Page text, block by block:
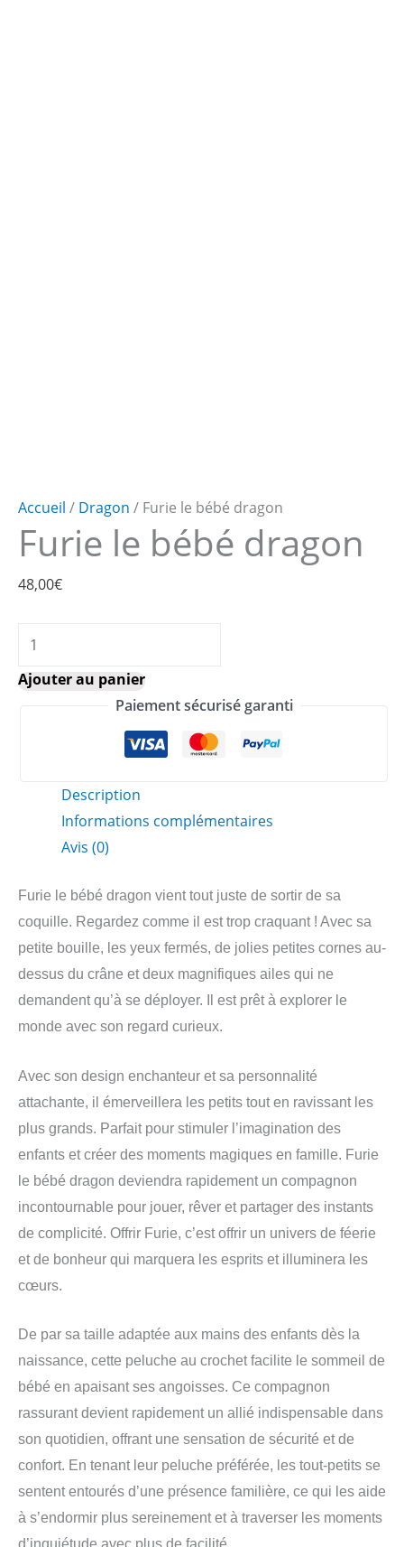
Accueil / Dragon / Furie le bébé dragon
Furie le bébé dragon
48,00€
quantité
Furie
Ajouter au panier
Paiement sécurisé garanti
Description
Informations complémentaires
Avis (0)
Furie le bébé dragon vient tout juste de sortir de sa
coquille. Regardez comme il est trop craquant ! Avec sa
petite bouille, les yeux fermés, de jolies petites cornes au-
dessus du crâne et deux magnifiques ailes qui ne
demandent qu’à se déployer. Il est prêt à explorer le
monde avec son regard curieux.
Avec son design enchanteur et sa personnalité
attachante, il émerveillera les petits tout en ravissant les
plus grands. Parfait pour stimuler l’imagination des
enfants et créer des moments magiques en famille. Furie
le bébé dragon deviendra rapidement un compagnon
incontournable pour jouer, rêver et partager des instants
de complicité. Offrir Furie, c’est offrir un univers de féerie
et de bonheur qui marquera les esprits et illuminera les
cœurs.
De par sa taille adaptée aux mains des enfants dès la
naissance, cette peluche au crochet facilite le sommeil de
bébé en apaisant ses angoisses. Ce compagnon
rassurant devient rapidement un allié indispensable dans
son quotidien, offrant une sensation de sécurité et de
confort. En tenant leur peluche préférée, les tout-petits se
sentent entourés d’une présence familière, ce qui les aide
à s’endormir plus sereinement et à traverser les moments